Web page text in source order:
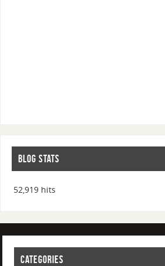
BLOG STATS
52,919 hits
CATEGORIES